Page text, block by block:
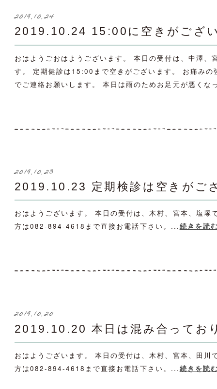
2019.10.24
2019.10.24 15:00に空きがござ
おはようごおはようございます。 本日の受付は、中澤
す。 定期健診は15:00まで空きがございます。 お痛み
でご連絡お願いします。 本日は雨のためお足元が悪くな
2019.10.23
2019.10.23 定期検診は空きがご
おはようございます。 本日の受付は、木村、宮本、塩
方は082-894-4618まで直接お電話下さい。...続きを読
2019.10.20
2019.10.20 本日は混み合ってお
おはようございます。 本日の受付は、木村、宮本、田
方は082-894-4618まで直接お電話下さい。...続きを読